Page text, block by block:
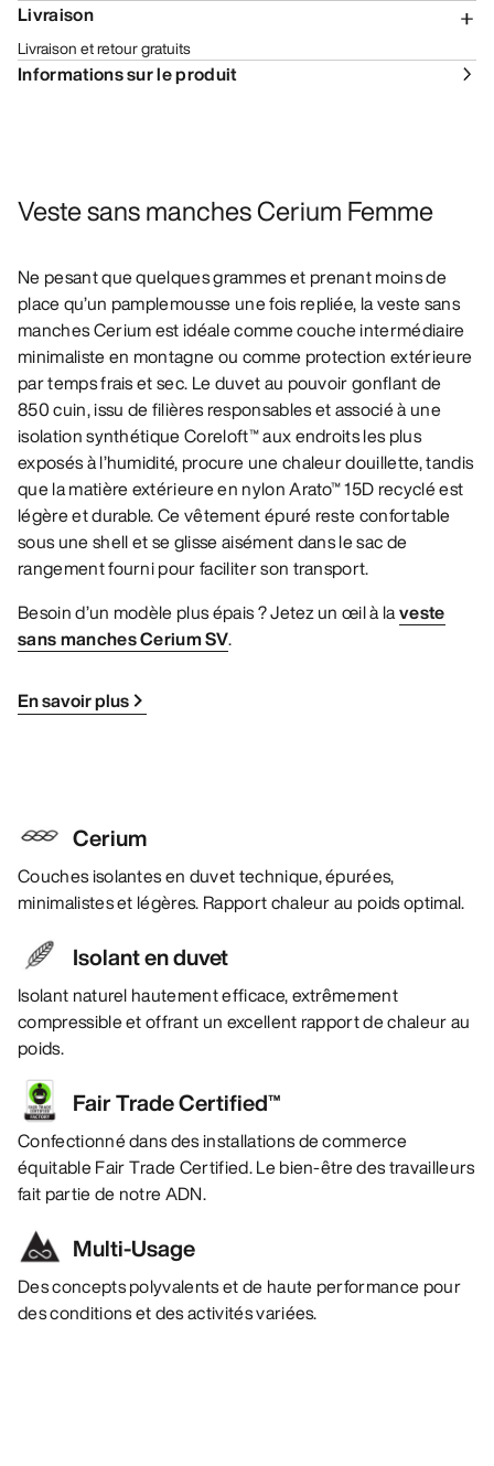
Livraison
Livraison et retour gratuits
Informations sur le produit
Veste sans manches Cerium Femme
Ne pesant que quelques grammes et prenant moins de
place qu’un pamplemousse une fois repliée, la veste sans
manches Cerium est idéale comme couche intermédiaire
minimaliste en montagne ou comme protection extérieure
par temps frais et sec. Le duvet au pouvoir gonflant de
850 cuin, issu de filières responsables et associé à une
isolation synthétique Coreloft™ aux endroits les plus
exposés à l’humidité, procure une chaleur douillette, tandis
que la matière extérieure en nylon Arato™ 15D recyclé est
légère et durable. Ce vêtement épuré reste confortable
sous une shell et se glisse aisément dans le sac de
rangement fourni pour faciliter son transport.
Besoin d’un modèle plus épais ? Jetez un œil à laveste
sans manches Cerium SV.
En savoir plus
Cerium
Couches isolantes en duvet technique, épurées,
minimalistes et légères. Rapport chaleur au poids optimal.
Isolant en duvet
Isolant naturel hautement efficace, extrêmement
compressible et offrant un excellent rapport de chaleur au
poids.
Fair Trade Certified™
Confectionné dans des installations de commerce
équitable Fair Trade Certified. Le bien-être des travailleurs
fait partie de notre ADN.
Multi-Usage
Des concepts polyvalents et de haute performance pour
des conditions et des activités variées.